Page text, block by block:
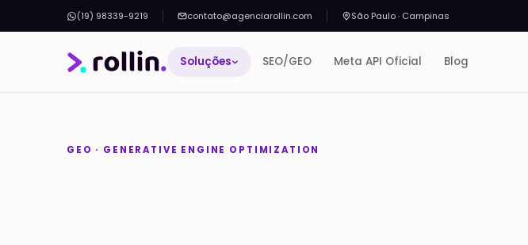
(19) 98339-9219 contato@agenciarollin.com São Paulo · Campinas
Soluções SEO/GEO Meta API Oficial Blog
GEO · GENERATIVE ENGINE OPTIMIZATION